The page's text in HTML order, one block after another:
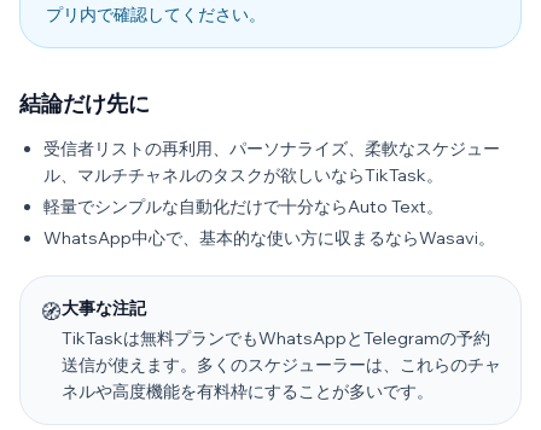
プリ内で確認してください。
結論だけ先に
受信者リストの再利用、パーソナライズ、柔軟なスケジュー
ル、マルチチャネルのタスクが欲しいならTikTask。
軽量でシンプルな自動化だけで十分ならAuto Text。
WhatsApp中心で、基本的な使い方に収まるならWasavi。
🧭大事な注記
TikTaskは無料プランでもWhatsAppとTelegramの予約
送信が使えます。多くのスケジューラーは、これらのチャ
ネルや高度機能を有料枠にすることが多いです。